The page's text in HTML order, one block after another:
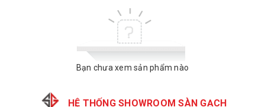
Bạn chưa xem sản phẩm nào
HỆ THỐNG SHOWROOM SÀN GẠCH